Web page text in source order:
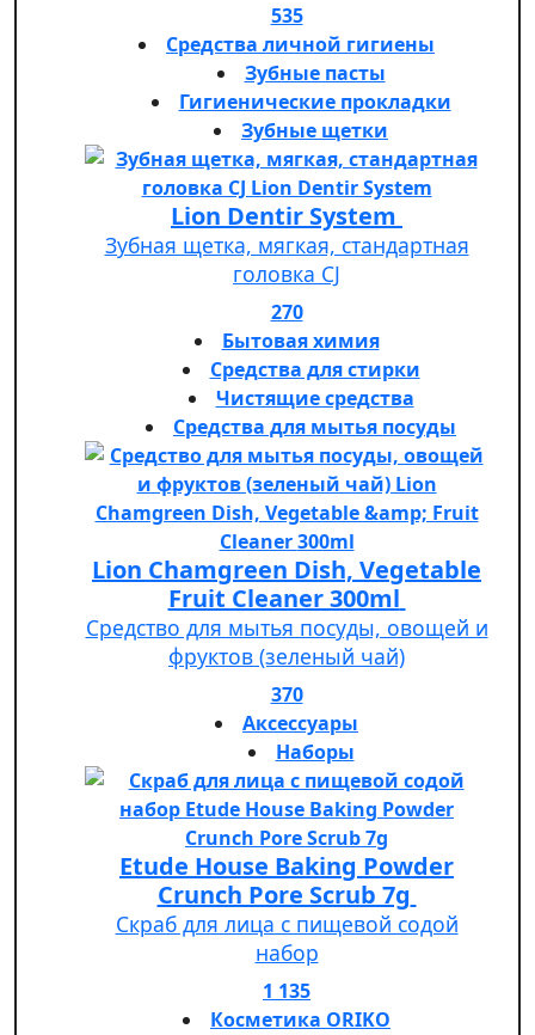
535
Средства личной гигиены
Зубные пасты
Гигиенические прокладки
Зубные щетки
Lion Dentir System
Зубная щетка, мягкая, стандартная
головка СJ
270
Бытовая химия
Средства для стирки
Чистящие средства
Средства для мытья посуды
Lion Chamgreen Dish, Vegetable
Fruit Cleaner 300ml
Средство для мытья посуды, овощей и
фруктов (зеленый чай)
370
Аксессуары
Наборы
Etude House Baking Powder
Crunch Pore Scrub 7g
Скраб для лица с пищевой содой
набор
1 135
Косметика ORIKO